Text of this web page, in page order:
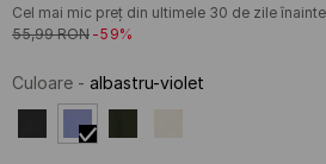
Cel mai mic preț din ultimele 30 de zile
55,99 RON -59%
Culoare - albastru-violet